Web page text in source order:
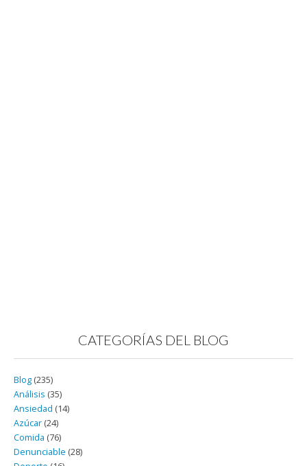
CATEGORÍAS DEL BLOG
Blog (235)
Análisis (35)
Ansiedad (14)
Azúcar (24)
Comida (76)
Denunciable (28)